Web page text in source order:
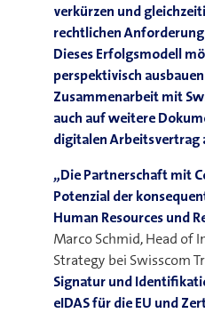
verkürzen und
rechtlichen
Dieses Erfolgsmodell
perspektivisch
Zusammenarbeit mit
auch auf weitere
digitalen Arbeitsvertrag
„Die Partnerschaft mit
Potenzial der
Human Resources und
Marco Schmid, Head of
Strategy bei Swisscom
Signatur und
eIDAS für die EU und